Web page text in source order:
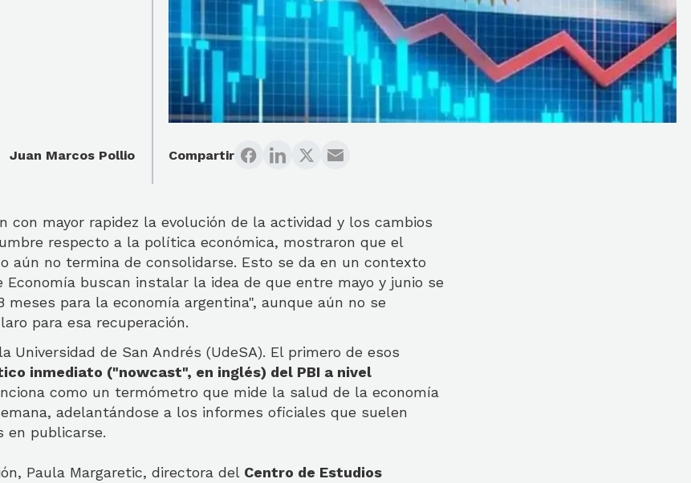
Juan Marcos Pollio Compartir
con mayor rapidez la evolución de la actividad y los cambios
respecto a la política económica, mostraron que el
aún no termina de consolidarse. Esto se da en un contexto
Economía buscan instalar la idea de que entre mayo y junio se
meses para la economía argentina", aunque aún no se
para esa recuperación.
Universidad de San Andrés (UdeSA). El primero de esos
inmediato ("nowcast", en inglés) del PBI a nivel
como un termómetro que mide la salud de la economía
adelantándose a los informes oficiales que suelen
en publicarse.
Paula Margaretic, directora del Centro de Estudios